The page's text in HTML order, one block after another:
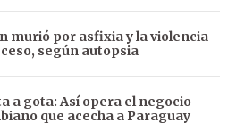
murió por asfixia y la violencia
según autopsia
a gota: Así opera el negocio
que acecha a Paraguay